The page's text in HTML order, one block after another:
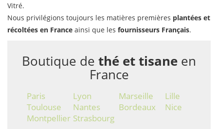
Vitré.
Nous privilégions toujours les matières premières plantées et
récoltées en France ainsi que les fournisseurs Français.
Boutique de thé et tisane en
France
Paris Lyon Marseille
Lille
Toulouse
Nantes Bordeaux
Nice
Montpellier Strasbourg